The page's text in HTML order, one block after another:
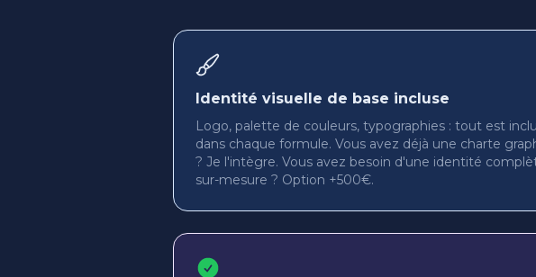
Identité visuelle de base incluse
Logo, palette de couleurs, typographies : tout est
dans chaque formule. Vous avez déjà une charte
? Je l'intègre. Vous avez besoin d'une identité
sur-mesure ? Option +500€.